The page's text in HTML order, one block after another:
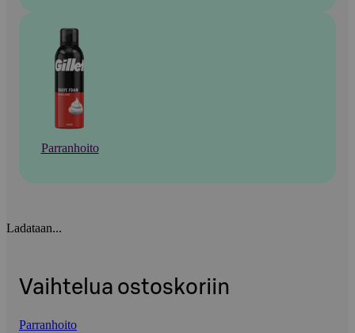
Parranhoito
Ladataan...
Vaihtelua ostoskoriin
Parranhoito